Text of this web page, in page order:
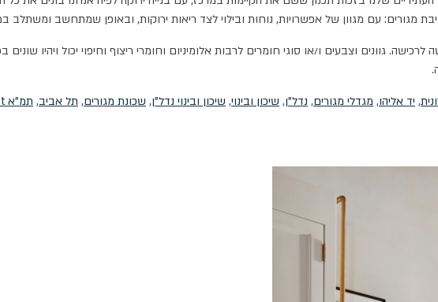
מגורים: עם מגוון של אפשרויות, נוחות ובילוי לצד ריאות ירוקות, ובאופן שמתחשב ומשתלב
גוונים וצבעים ו/או סוגי חומרים לרבות אלומיניום וחומרי ריצוף וחיפוי יכול ויהיו
, יד אליהו, מגדלי מגורים, נדל"ן, שיכון ובינוי, שיכון ובינוי נדל"ן, שכונת מגורים, תל אביב, תמ"א 38